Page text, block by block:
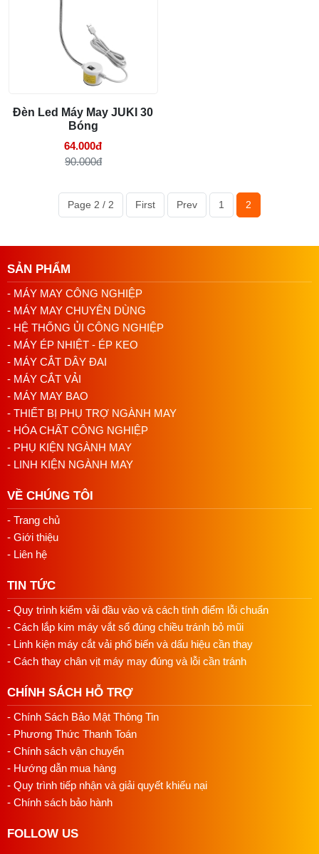
Thanh cổ linh hoạt cho phép điều chỉnh ánh sáng
chính xác đến nơi bạn cần. Dễ dàng định vị ánh sáng
ở vị trí mong muốn.
Hướng dãn sử dụng đèn led máy may
Sử dụng nam châm mạnh mẽ trên đèn LED để
Kết nối đầu cắm của đèn LED vào nguồn điện
có điện áp phù hợp (220V).
Bật/Tắt Đèn:
Sử dụng công tắc điện trên đèn LED để bật
khi không sử dụng để tiết kiệm năng lượng.
Điều Chỉnh Góc Ánh Sáng:
Sử dụng thanh cổ linh hoạt trên đèn LED để
điều chỉnh góc chiếu sao cho ánh sáng phù hợp
nhất với vị trí làm việc của bạn. Điều chỉnh đèn
sao cho không gây chói mắt và chiếu sáng đủ
mạnh để bạn có thể nhìn rõ công việc.
Khi không sử dụng, bạn nên tắt đèn
Đèn Led Máy May JUKI 30
Bóng
64.000đ
90.000đ
Page 2 / 2 First Prev 1 2
SẢN PHẨM
- MÁY MAY CÔNG NGHIỆP
- MÁY MAY CHUYÊN DÙNG
- HỆ THỐNG ỦI CÔNG NGHIỆP
- MÁY ÉP NHIỆT - ÉP KEO
- MÁY CẮT DÂY ĐAI
- MÁY CẮT VẢI
- MÁY MAY BAO
- THIẾT BỊ PHỤ TRỢ NGÀNH MAY
- HÓA CHẤT CÔNG NGHIỆP
- PHỤ KIỆN NGÀNH MAY
- LINH KIỆN NGÀNH MAY
VỀ CHÚNG TÔI
- Trang chủ
- Giới thiệu
- Liên hệ
TIN TỨC
- Quy trình kiểm vải đầu vào và cách tính điểm lỗi chuẩn
- Cách lắp kim máy vắt sổ đúng chiều tránh bỏ mũi
- Linh kiện máy cắt vải phổ biến và dấu hiệu cần thay
- Cách thay chân vịt máy may đúng và lỗi cần tránh
CHÍNH SÁCH HỖ TRỢ
- Chính Sách Bảo Mật Thông Tin
- Phương Thức Thanh Toán
- Chính sách vận chuyển
- Hướng dẫn mua hàng
- Quy trình tiếp nhận và giải quyết khiếu nại
- Chính sách bảo hành
FOLLOW US